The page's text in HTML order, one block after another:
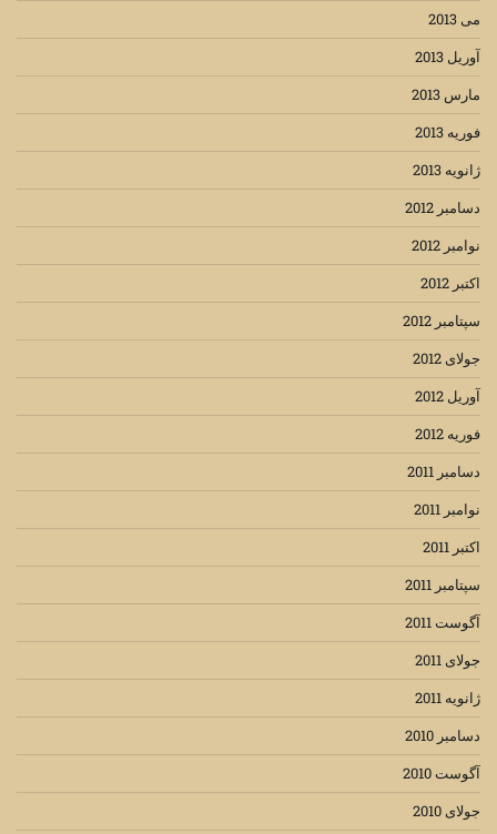
می 2013
آوریل 2013
مارس 2013
فوریه 2013
ژانویه 2013
دسامبر 2012
نوامبر 2012
اکتبر 2012
سپتامبر 2012
جولای 2012
آوریل 2012
فوریه 2012
دسامبر 2011
نوامبر 2011
اکتبر 2011
سپتامبر 2011
آگوست 2011
جولای 2011
ژانویه 2011
دسامبر 2010
آگوست 2010
جولای 2010